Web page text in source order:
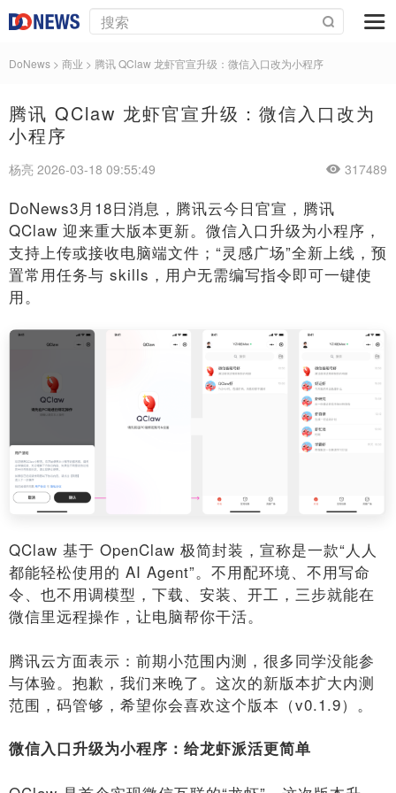
DoNews > 商业 > 腾讯 QClaw 龙虾官宣升级：微信入口改为小程序
腾讯 QClaw 龙虾官宣升级：微信入口改为
小程序
杨亮 2026-03-18 09:55:49 317489
DoNews3月18日消息，腾讯云今日官宣，腾讯
QClaw 迎来重大版本更新。微信入口升级为小程序，
支持上传或接收电脑端文件；“灵感广场”全新上线，预
置常用任务与 skills，用户无需编写指令即可一键使
用。
QClaw 基于 OpenClaw 极简封装，宣称是一款“人人
都能轻松使用的 AI Agent”。不用配环境、不用写命
令、也不用调模型，下载、安装、开工，三步就能在
微信里远程操作，让电脑帮你干活。
腾讯云方面表示：前期小范围内测，很多同学没能参
与体验。抱歉，我们来晚了。这次的新版本扩大内测
范围，码管够，希望你会喜欢这个版本（v0.1.9）。
微信入口升级为小程序：给龙虾派活更简单